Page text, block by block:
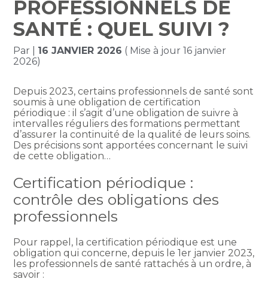
PROFESSIONNELS DE
SANTÉ : QUEL SUIVI ?
Par 16 JANVIER 2026 ( Mise à jour 16 janvier
2026)
Depuis 2023, certains professionnels de santé sont
soumis à une obligation de certification
périodique : il s’agit d’une obligation de suivre à
intervalles réguliers des formations permettant
d’assurer la continuité de la qualité de leurs soins.
Des précisions sont apportées concernant le suivi
de cette obligation…
Certification périodique :
contrôle des obligations des
professionnels
Pour rappel, la certification périodique est une
obligation qui concerne, depuis le 1er janvier 2023,
les professionnels de santé rattachés à un ordre, à
savoir :